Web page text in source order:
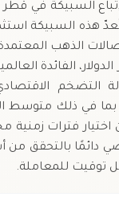
السبيكة في قطر
هذه السبيكة
الذهب
أسعار الدولار،
بما في ذلك
اختيار فترات
دائمًا بالتحقق
توقيت للمعاملة.